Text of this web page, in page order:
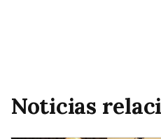
Noticias